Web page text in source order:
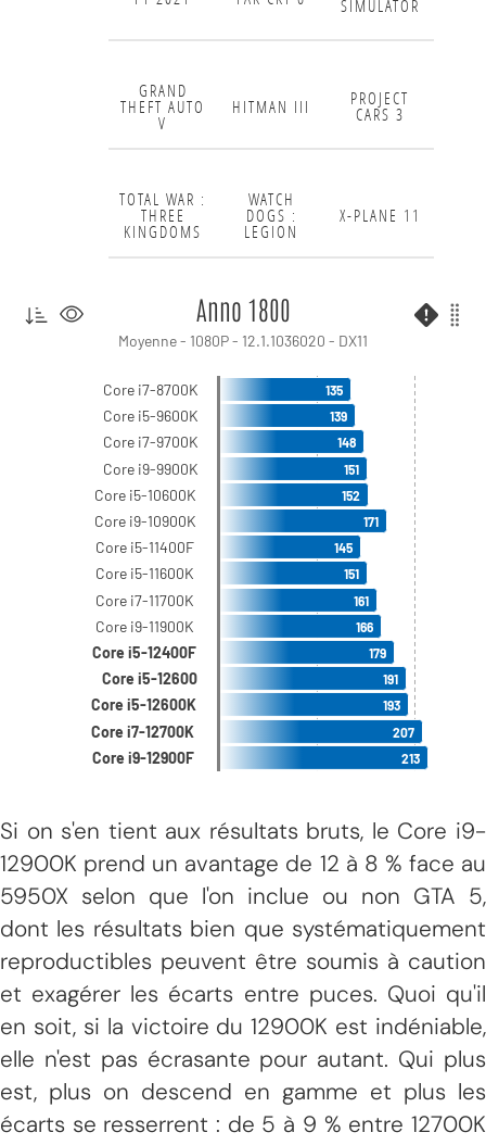
Si on s'en tient aux résultats bruts, le Core i9-
12900K prend un avantage de 12 à 8 % face au
5950X selon que l'on inclue ou non GTA 5,
dont les résultats bien que systématiquement
reproductibles peuvent être soumis à caution
et exagérer les écarts entre puces. Quoi qu'il
en soit, si la victoire du 12900K est indéniable,
elle n'est pas écrasante pour autant. Qui plus
est, plus on descend en gamme et plus les
écarts se resserrent : de 5 à 9 % entre 12700K